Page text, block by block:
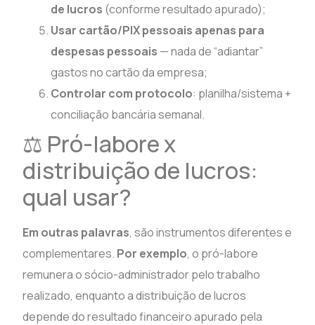
de lucros (conforme resultado apurado);
Usar cartão/PIX pessoais apenas para
despesas pessoais — nada de “adiantar”
gastos no cartão da empresa;
Controlar com protocolo: planilha/sistema +
conciliação bancária semanal.
⚖️ Pró-labore x
distribuição de lucros:
qual usar?
Em outras palavras, são instrumentos diferentes e
complementares. Por exemplo, o pró-labore
remunera o sócio-administrador pelo trabalho
realizado, enquanto a distribuição de lucros
depende do resultado financeiro apurado pela